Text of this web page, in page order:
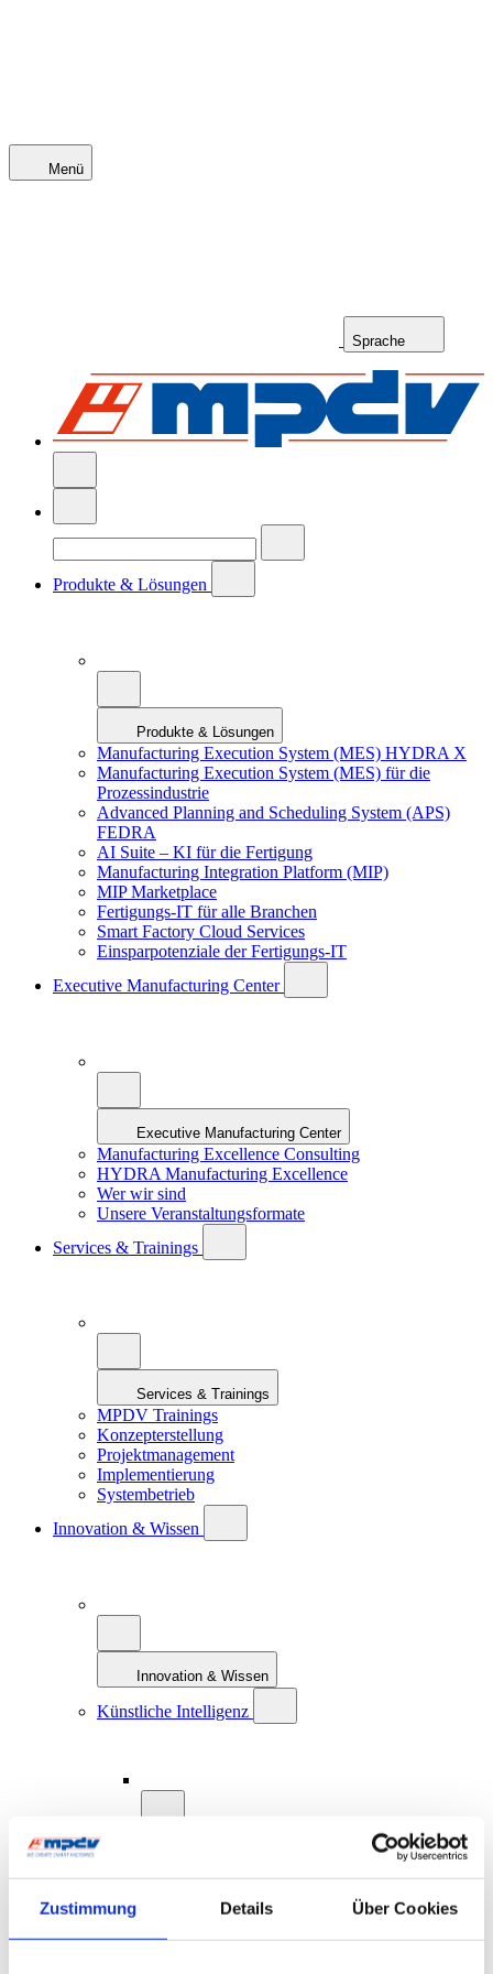
Zustimmung Details Über Cookies
Menü
Sprache
Produkte & Lösungen
Produkte & Lösungen
Manufacturing Execution System (MES) HYDRA X
Manufacturing Execution System (MES) für die
Prozessindustrie
Advanced Planning and Scheduling System (APS)
FEDRA
AI Suite – KI für die Fertigung
Manufacturing Integration Platform (MIP)
MIP Marketplace
Fertigungs-IT für alle Branchen
Smart Factory Cloud Services
Einsparpotenziale der Fertigungs-IT
Executive Manufacturing Center
Executive Manufacturing Center
Manufacturing Excellence Consulting
HYDRA Manufacturing Excellence
Wer wir sind
Unsere Veranstaltungsformate
Services & Trainings
Services & Trainings
MPDV Trainings
Konzepterstellung
Projektmanagement
Implementierung
Systembetrieb
Innovation & Wissen
Innovation & Wissen
Künstliche Intelligenz
KI bei MPDV: AIMES